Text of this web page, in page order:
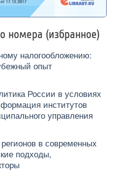
номера (избранное)
налогообложению:
опыт
России в условиях
институтов
управления
в современных
подходы,